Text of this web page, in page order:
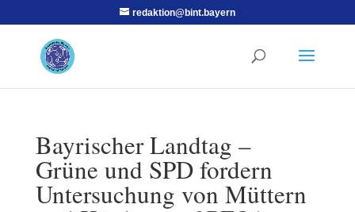
redaktion@bint.bayern
Bayrischer Landtag –
Grüne und SPD fordern
Untersuchung von Müttern